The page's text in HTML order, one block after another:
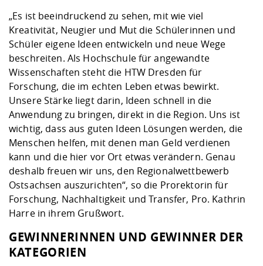
„Es ist beeindruckend zu sehen, mit wie viel
Kreativität, Neugier und Mut die Schülerinnen und
Schüler eigene Ideen entwickeln und neue Wege
beschreiten. Als Hochschule für angewandte
Wissenschaften steht die HTW Dresden für
Forschung, die im echten Leben etwas bewirkt.
Unsere Stärke liegt darin, Ideen schnell in die
Anwendung zu bringen, direkt in die Region. Uns ist
wichtig, dass aus guten Ideen Lösungen werden, die
Menschen helfen, mit denen man Geld verdienen
kann und die hier vor Ort etwas verändern. Genau
deshalb freuen wir uns, den Regionalwettbewerb
Ostsachsen auszurichten“, so die Prorektorin für
Forschung, Nachhaltigkeit und Transfer, Pro. Kathrin
Harre in ihrem Grußwort.
GEWINNERINNEN UND GEWINNER DER
KATEGORIEN